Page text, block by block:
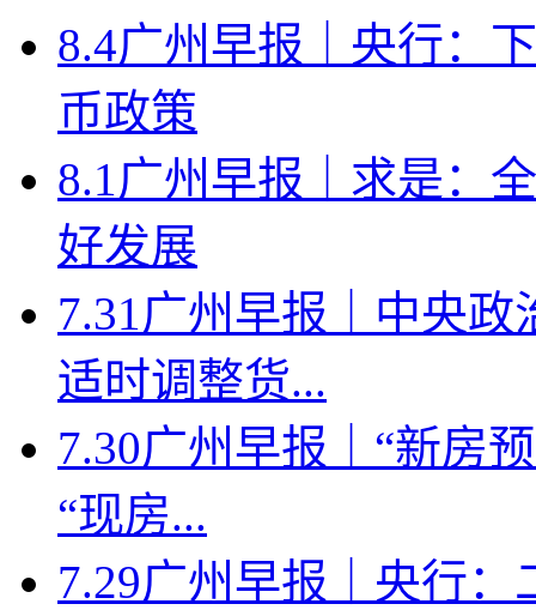
8.4广州早报｜央行：
币政策
8.1广州早报｜求是：
好发展
7.31广州早报｜中央
适时调整货...
7.30广州早报｜“新房
“现房...
7.29广州早报｜央行